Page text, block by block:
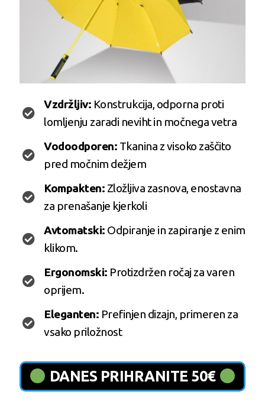
Vzdržljiv: Konstrukcija, odporna proti
lomljenju zaradi neviht in močnega vetra
Vodoodporen: Tkanina z visoko zaščito
pred močnim dežjem
Kompakten: Zložljiva zasnova, enostavna
za prenašanje kjerkoli
Avtomatski: Odpiranje in zapiranje z enim
klikom.
Ergonomski: Protizdržen ročaj za varen
oprijem.
Eleganten: Prefinjen dizajn, primeren za
vsako priložnost
DANES PRIHRANITE 50€